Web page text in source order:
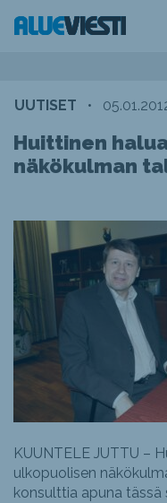
UUTISET •
Huittinen
näkökulman
KUUNTELE JUTTU –
ulkopuolisen
konsulttia apuna